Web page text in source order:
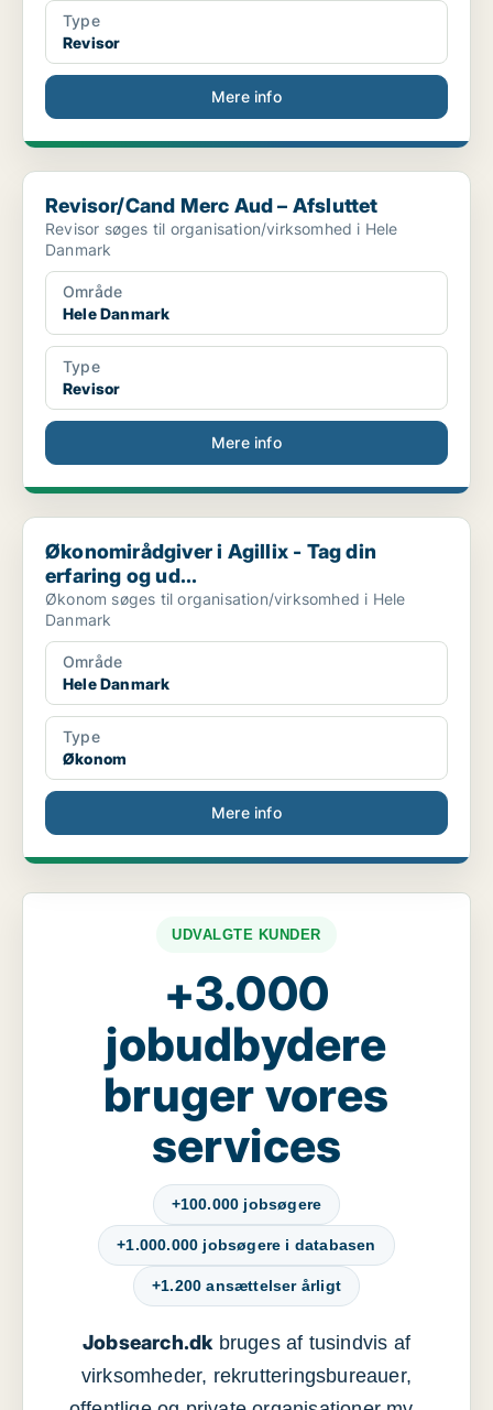
Type
Revisor
Mere info
Revisor/Cand Merc Aud – Afsluttet
Revisor/Cand Merc Aud – Afsluttet
Revisor søges til organisation/virksomhed i Hele
Danmark
Område
Hele Danmark
Type
Revisor
Mere info
Økonomirådgiver i Agillix - Tag din erfaring og ud...
Økonomirådgiver i Agillix - Tag din
erfaring og ud...
Økonom søges til organisation/virksomhed i Hele
Danmark
Område
Hele Danmark
Type
Økonom
Mere info
UDVALGTE KUNDER
+3.000
jobudbydere
bruger vores
services
+100.000 jobsøgere
+1.000.000 jobsøgere i databasen
+1.200 ansættelser årligt
Jobsearch.dkbruges af tusindvis af
virksomheder, rekrutteringsbureauer,